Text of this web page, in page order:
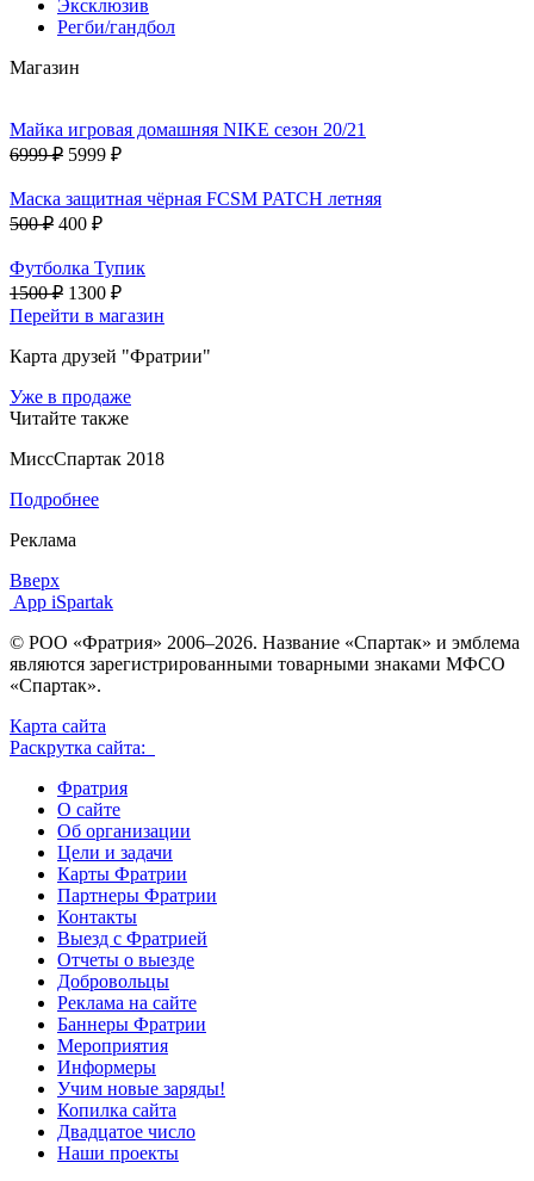
Эксклюзив
Регби/гандбол
Магазин
Майка игровая домашняя NIKE сезон 20/21
6999 ₽ 5999 ₽
Маска защитная чёрная FCSM PATCH летняя
500 ₽ 400 ₽
Футболка Тупик
1500 ₽ 1300 ₽
Перейти в магазин
Карта друзей "Фратрии"
Уже в продаже
Читайте также
МиссСпартак 2018
Подробнее
Реклама
Вверх
App iSpartak
© РОО «Фратрия» 2006–2026. Название «Спартак» и эмблема
являются зарегистрированными товарными знаками МФСО
«Спартак».
Карта сайта
Раскрутка сайта:
Фратрия
О сайте
Об организации
Цели и задачи
Карты Фратрии
Партнеры Фратрии
Контакты
Выезд с Фратрией
Отчеты о выезде
Добровольцы
Реклама на сайте
Баннеры Фратрии
Мероприятия
Информеры
Учим новые заряды!
Копилка сайта
Двадцатое число
Наши проекты